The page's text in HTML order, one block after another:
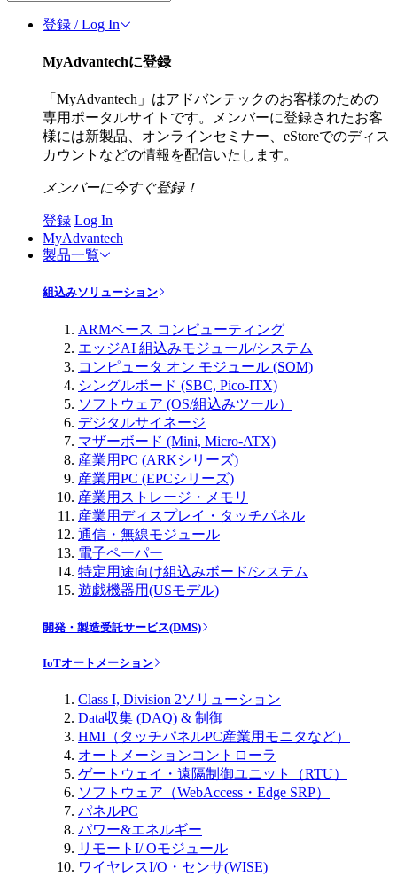
登録 / Log In
MyAdvantechに登録
「MyAdvantech」はアドバンテックのお客様のための
専用ポータルサイトです。メンバーに登録されたお客
様には新製品、オンラインセミナー、eStoreでのディス
カウントなどの情報を配信いたします。
メンバーに今すぐ登録！
登録 Log In
MyAdvantech
製品一覧
組込みソリューション
ARMベース コンピューティング
エッジAI 組込みモジュール/システム
コンピュータ オン モジュール (SOM)
シングルボード (SBC, Pico-ITX)
ソフトウェア (OS/組込みツール）
デジタルサイネージ
マザーボード (Mini, Micro-ATX)
産業用PC (ARKシリーズ)
産業用PC (EPCシリーズ)
産業用ストレージ・メモリ
産業用ディスプレイ・タッチパネル
通信・無線モジュール
電子ペーパー
特定用途向け組込みボード/システム
遊戯機器用(USモデル)
開発・製造受託サービス(DMS)
IoTオートメーション
Class I, Division 2ソリューション
Data収集 (DAQ) & 制御
HMI（タッチパネルPC産業用モニタなど）
オートメーションコントローラ
ゲートウェイ・遠隔制御ユニット（RTU）
ソフトウェア（WebAccess・Edge SRP）
パネルPC
パワー&エネルギー
リモートI/ Oモジュール
ワイヤレスI/O・センサ(WISE)